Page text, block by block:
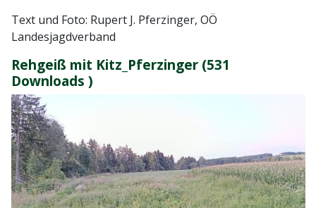
Text und Foto: Rupert J. Pferzinger, OÖ
Landesjagdverband
Rehgeiß mit Kitz_Pferzinger (531
Downloads )